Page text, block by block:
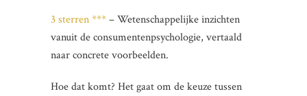
3 sterren ***– Wetenschappelijke inzichten
vanuit de consumentenpsychologie, vertaald
naar concrete voorbeelden.
Hoe dat komt? Het gaat om de keuze tussen